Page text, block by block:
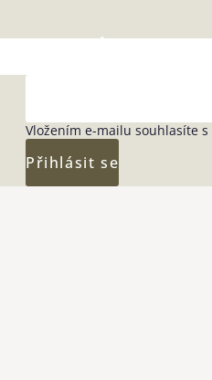
Vložením e-mailu souhlasíte s
Přihlásit se